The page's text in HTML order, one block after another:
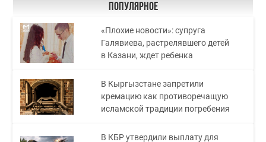
Популярное
«Плохие новости»: супруга
Галявиева, растрелявшего детей
в Казани, ждет ребенка
В Кыргызстане запретили
кремацию как противоречащую
исламской традиции погребения
В КБР утвердили выплату для